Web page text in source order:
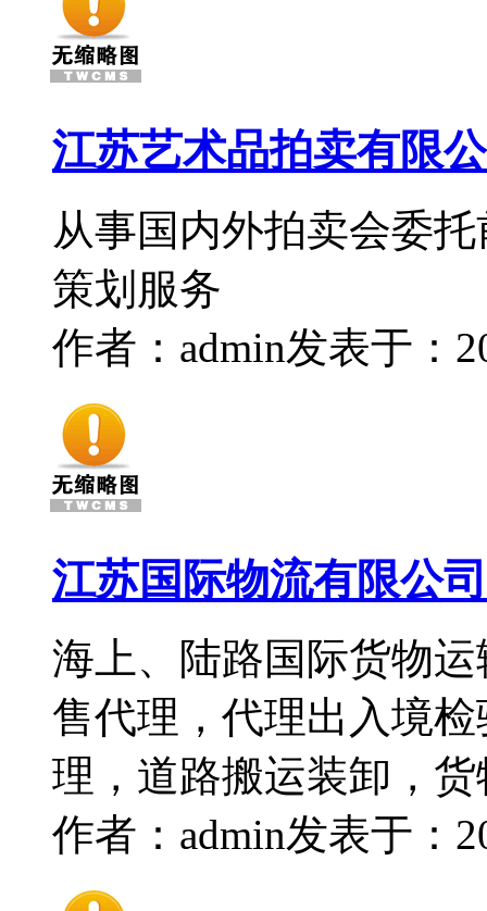
江苏艺术品拍卖有限
从事国内外拍卖会委
策划服务
作者：admin发表于：
江苏国际物流有限公
海上、陆路国际货物
售代理，代理出入境
理，道路搬运装卸，
作者：admin发表于：